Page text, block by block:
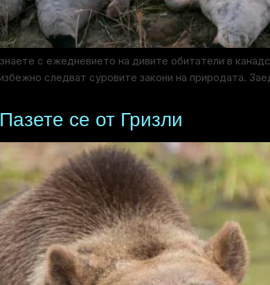
с ежедневието на дивите обитатели в
следват суровите закони на природата.
се от Гризли